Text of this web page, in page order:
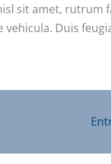
sit amet, rutrum
Duis